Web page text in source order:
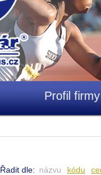
Profil firmy
Řadit dle: názvu kódu